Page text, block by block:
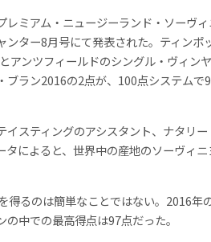
レミアム・ニュージーランド・ソーヴ
ンター8月号にて発表された。ティンポ
アンツフィールドのシングル・ヴィン
ブラン2016の2点が、100点システム
イスティングのアシスタント、ナタリ
タによると、世界中の産地のソーヴィ
得るのは簡単なことではない。2016年
の中での最高得点は97点だった。